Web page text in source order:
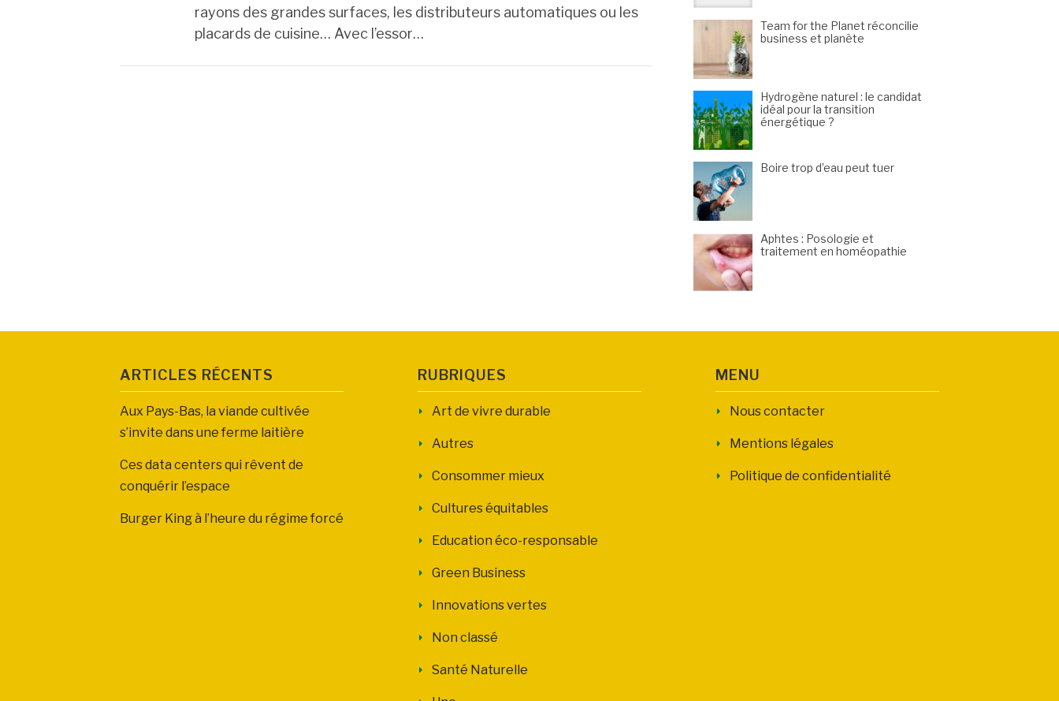
rayons des grandes surfaces, les distributeurs automatiques ou les
placards de cuisine… Avec l’essor…
Team for the Planet réconcilie
business et planète
Hydrogène naturel : le candidat
idéal pour la transition
énergétique ?
Boire trop d’eau peut tuer
Aphtes : Posologie et
traitement en homéopathie
ARTICLES RÉCENTS
Aux Pays-Bas, la viande cultivée
s’invite dans une ferme laitière
Ces data centers qui rêvent de
conquérir l’espace
Burger King à l’heure du régime forcé
RUBRIQUES
Art de vivre durable
Autres
Consommer mieux
Cultures équitables
Education éco-responsable
Green Business
Innovations vertes
Non classé
Santé Naturelle
MENU
Nous contacter
Mentions légales
Politique de confidentialité